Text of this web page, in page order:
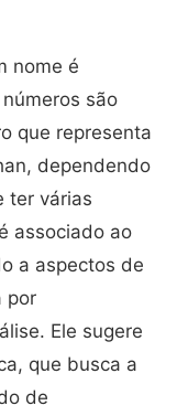
nome é
são
que representa
dependendo
ter várias
associado ao
a aspectos de
por
Ele sugere
que busca a
de